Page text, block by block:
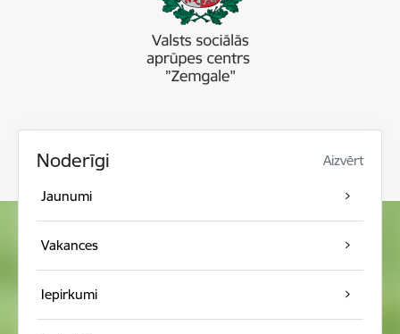
Noderīgi Aizvērt
Jaunumi
Vakances
Iepirkumi